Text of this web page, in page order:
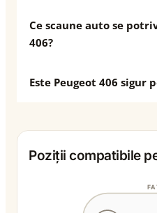
Ce scaune auto se
406?
Este Peugeot 406 sigur
Poziții compatibile